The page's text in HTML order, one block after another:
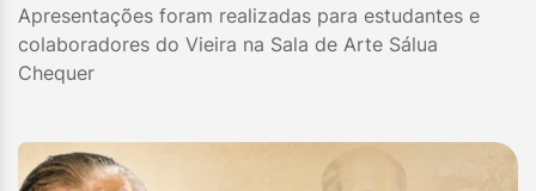
Apresentações foram realizadas para estudantes e
colaboradores do Vieira na Sala de Arte Sálua
Chequer